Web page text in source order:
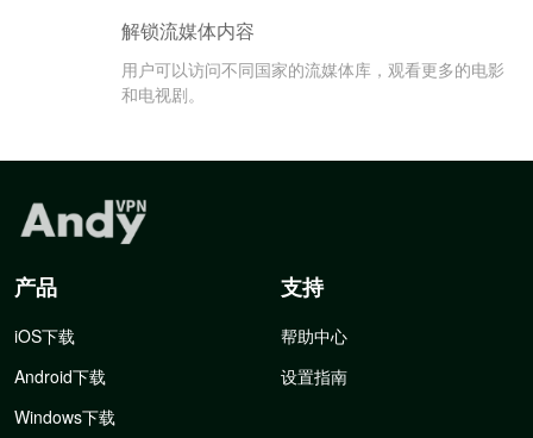
解锁流媒体内容
用户可以访问不同国家的流媒体库，观看更多的电影
和电视剧。
产品
iOS下载
Android下载
Windows下载
支持
帮助中心
设置指南